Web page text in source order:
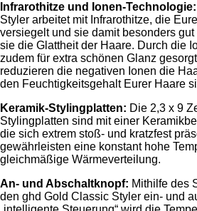
Infrarothitze und Ionen-Technologie:
Styler arbeitet mit Infrarothitze, die
versiegelt und sie damit besonders
sie die Glattheit der Haare. Durch die
zudem für extra schönen Glanz
reduzieren die negativen Ionen die
den Feuchtigkeitsgehalt Eurer Haare
Keramik-Stylingplatten: Die 2,3 x 9
Stylingplatten sind mit einer
die sich extrem stoß- und kratzfest
gewährleisten eine konstant hohe
gleichmäßige Wärmeverteilung.
An- und Abschaltknopf: Mithilfe des
den ghd Gold Classic Styler ein- und